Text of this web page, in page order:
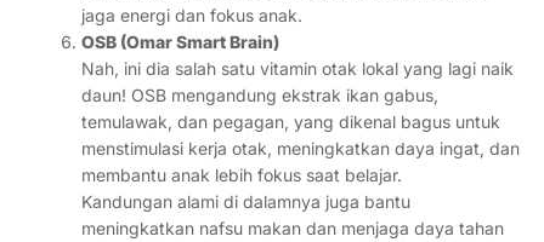
jaga energi dan fokus anak.
OSB (Omar Smart Brain)
Nah, ini dia salah satu vitamin otak lokal yang lagi naik
daun! OSB mengandung ekstrak ikan gabus,
temulawak, dan pegagan, yang dikenal bagus untuk
menstimulasi kerja otak, meningkatkan daya ingat, dan
membantu anak lebih fokus saat belajar.
Kandungan alami di dalamnya juga bantu
meningkatkan nafsu makan dan menjaga daya tahan